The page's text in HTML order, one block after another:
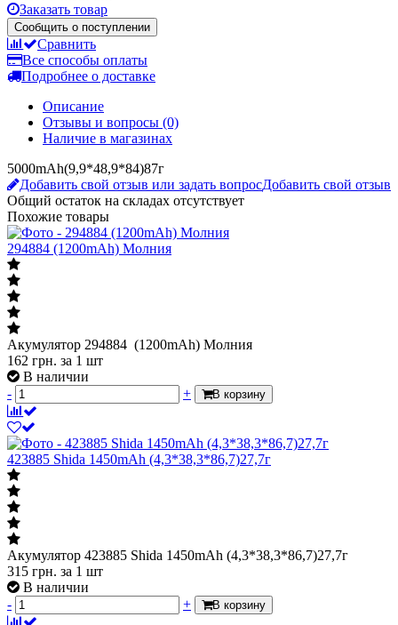
Акумулятор 104884 Shida 5000mAh(9,9*48,9*84)87г
690 грн.за 1 шт
Нет в наличии
Заказать товар
Сообщить о поступлении
Все способы оплаты
Подробнее о доставке
Отзывы и вопросы(0)
Наличие в магазинах
5000mAh(9,9*48,9*84)87г
Добавить свой отзыв или задать вопрос
Общий остаток на складах
Похожие товары
294884 (1200mAh) Молния
Акумулятор 294884 (1200mAh) Молния
162грн.за 1 шт
В наличии
-
+ В корзину
423885 Shida 1450mAh (4,3*38,3*86,7)27,7г
Акумулятор 423885 Shida 1450mAh (4,3*38,3*86,7)27,7г
315грн.за 1 шт